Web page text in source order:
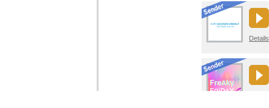
Details